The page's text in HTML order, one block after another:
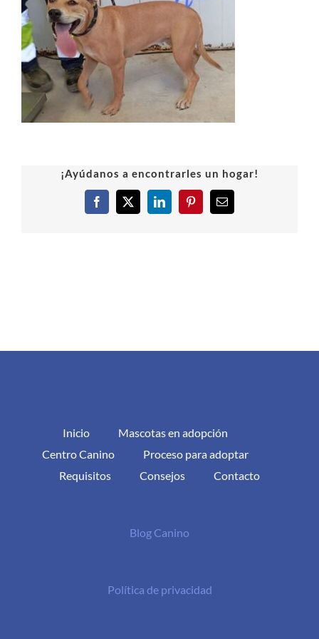
¡Ayúdanos a encontrarles un hogar!
Facebook
X LinkedInPinterestCorreo
Inicio
Mascotas en adopción
Centro Canino
Proceso para adoptar
Requisitos
Consejos Contacto
Blog Canino
Política de privacidad